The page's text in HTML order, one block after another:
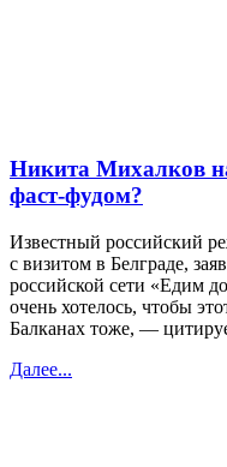
Никита Михалков
фаст-фудом?
Известный российский
с визитом в Белграде,
российской сети «Едим
очень хотелось, чтобы
Балканах тоже, —
Далее...